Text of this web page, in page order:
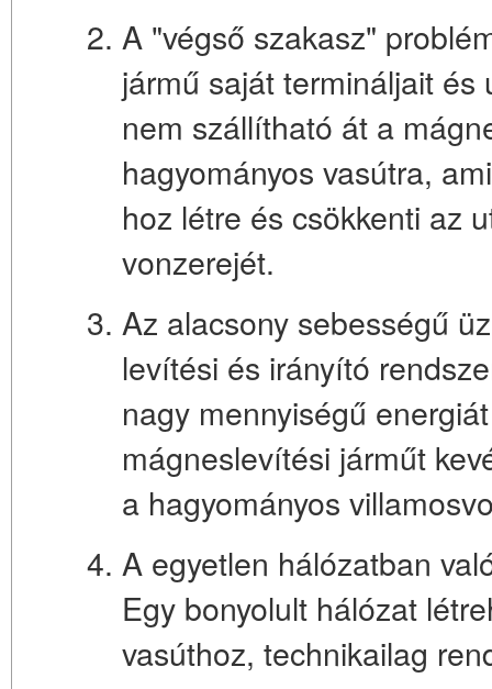
A "végső szakasz"
jármű saját termináljait
nem szállítható át a
hagyományos vasútra,
hoz létre és csökkenti az
vonzerejét.
Az alacsony sebességű
levítési és irányító
nagy mennyiségű
mágneslevítési járműt
a hagyományos
A egyetlen hálózatban
Egy bonyolult hálózat
vasúthoz, technikailag